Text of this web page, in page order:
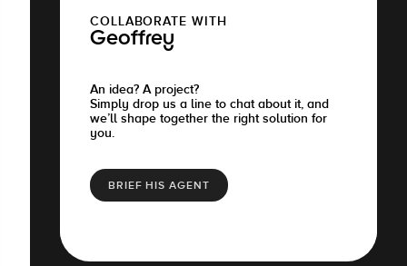
COLLABORATE WITH
Geoffrey
An idea? A project?
Simply drop us a line to chat about it, and
we’ll shape together the right solution for
you.
BRIEF HIS AGENT